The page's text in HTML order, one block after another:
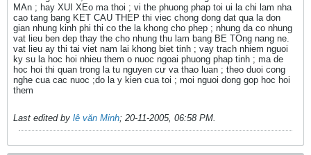
MAn ; hay XUI XEo ma thoi ; vi the phuong phap toi ui la chi lam nha
cao tang bang KET CAU THEP thi viec chong dong dat qua la don
gian nhung kinh phi thi co the la khong cho phep ; nhung da co nhung
vat lieu ben dep thay the cho nhung thu lam bang BE TOng nang ne.
vat lieu ay thi tai viet nam lai khong biet tinh ; vay trach nhiem nguoi
ky su la hoc hoi nhieu them o nuoc ngoai phuong phap tinh ; ma de
hoc hoi thi quan trong la tu nguyen cư va thao luan ; theo duoi cong
nghe cua cac nuoc ;do la y kien cua toi ; moi nguoi dong gop hoc hoi
them
Last edited by lê văn Minh; 20-11-2005, 06:58 PM.